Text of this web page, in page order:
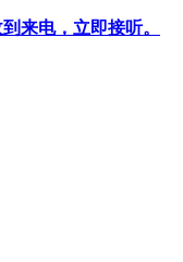
来电，立即接听。